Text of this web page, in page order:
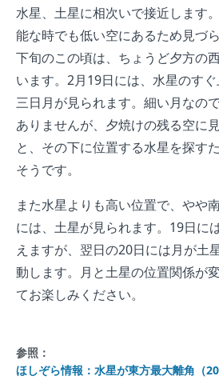
水星、土星に相次いで接近します
能な時でも低い空にあるため見づ
下旬のこの頃は、ちょうど夕方の
います。2月19日には、水星のす
三日月が見られます。細い月なの
ありませんが、夕焼けの残る空に
と、その下に位置する水星を探す
そうです。
また水星よりも高い位置で、やや
には、土星が見られます。19日に
えますが、翌日の20日には月が土
動します。月と土星の位置関係が
てお楽しみください。
参照：
ほしぞら情報：水星が東方最大離角（